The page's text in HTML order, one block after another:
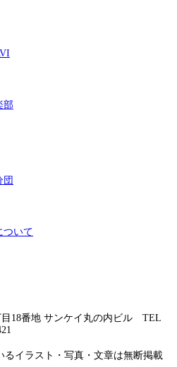
部
団
ついて
目18番地 サンケイ丸の内ビル TEL
るイラスト・写真・文章は無断掲載